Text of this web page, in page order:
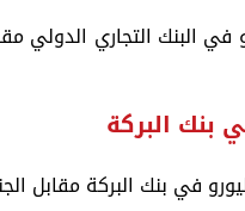
بنك البركة
مقابل الجنيه المصري نحو 52.53 جنيه